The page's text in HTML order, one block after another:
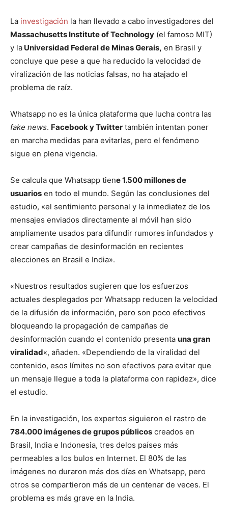
La investigación la han llevado a cabo investigadores del
Massachusetts Institute of Technology (el famoso MIT)
y la Universidad Federal de Minas Gerais, en Brasil y
concluye que pese a que ha reducido la velocidad de
viralización de las noticias falsas, no ha atajado el
problema de raíz.
Whatsapp no es la única plataforma que lucha contra las
fake news. Facebook y Twitter también intentan poner
en marcha medidas para evitarlas, pero el fenómeno
sigue en plena vigencia.
Se calcula que Whatsapp tiene 1.500 millones de
usuarios en todo el mundo. Según las conclusiones del
estudio, «el sentimiento personal y la inmediatez de los
mensajes enviados directamente al móvil han sido
ampliamente usados para difundir rumores infundados y
crear campañas de desinformación en recientes
elecciones en Brasil e India».
«Nuestros resultados sugieren que los esfuerzos
actuales desplegados por Whatsapp reducen la velocidad
de la difusión de información, pero son poco efectivos
bloqueando la propagación de campañas de
desinformación cuando el contenido presenta una gran
viralidad«, añaden. «Dependiendo de la viralidad del
contenido, esos límites no son efectivos para evitar que
un mensaje llegue a toda la plataforma con rapidez», dice
el estudio.
En la investigación, los expertos siguieron el rastro de
784.000 imágenes de grupos públicos creados en
Brasil, India e Indonesia, tres delos países más
permeables a los bulos en Internet. El 80% de las
imágenes no duraron más dos días en Whatsapp, pero
otros se compartieron más de un centenar de veces. El
problema es más grave en la India.